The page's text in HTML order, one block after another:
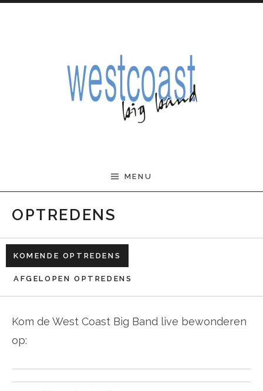
West Coast Big Band
MENU
OPTREDENS
KOMENDE OPTREDENS
AFGELOPEN OPTREDENS
Kom de West Coast Big Band live bewonderen
op: